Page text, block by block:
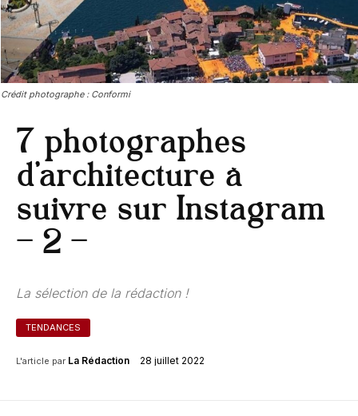
7 photographes
d’architecture à
suivre sur Instagram
– 2 –
La sélection de la rédaction !
TENDANCES
L'article par La Rédaction 28 juillet 2022
Crédit photographe : Conformi